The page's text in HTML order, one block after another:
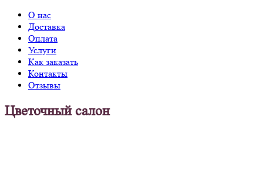
О нас
Доставка
Оплата
Услуги
Как заказать
Контакты
Отзывы
Цветочный салон